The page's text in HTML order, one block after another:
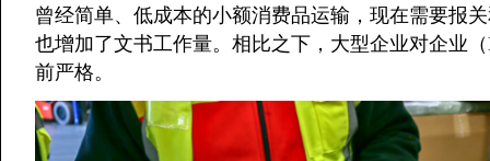
曾经简单、低成本的小额消费品运输，现在需要报
也增加了文书工作量。相比之下，大型企业对企业
前严格。